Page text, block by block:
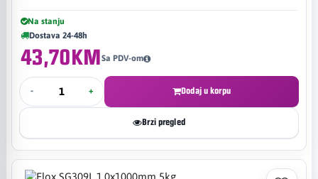
Na stanju
Dostava 24-48h
43,70KMSa PDV-om
- + Dodaj u korpu
Brzi pregled